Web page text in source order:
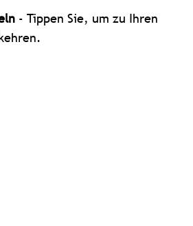
- Tippen Sie, um zu Ihren